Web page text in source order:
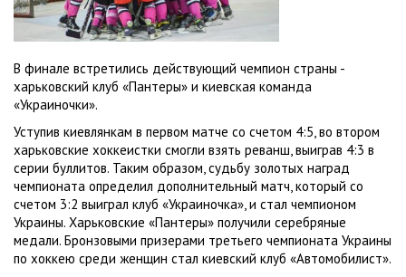
В финале встретились действующий чемпион страны -
харьковский клуб «Пантеры» и киевская команда
«Украиночки».
Уступив киевлянкам в первом матче со счетом 4:5, во втором
харьковские хоккеистки смогли взять реванш, выиграв 4:3 в
серии буллитов. Таким образом, судьбу золотых наград
чемпионата определил дополнительный матч, который со
счетом 3:2 выиграл клуб «Украиночка», и стал чемпионом
Украины. Харьковские «Пантеры» получили серебряные
медали. Бронзовыми призерами третьего чемпионата Украины
по хоккею среди женщин стал киевский клуб «Автомобилист».